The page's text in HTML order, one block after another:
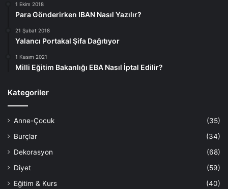
1 Ekim 2018
Para Gönderirken IBAN Nasıl Yazılır?
21 Şubat 2018
Yalancı Portakal Şifa Dağıtıyor
1 Kasım 2021
Milli Eğitim Bakanlığı EBA Nasıl İptal Edilir?
Kategoriler
Anne-Çocuk
(35)
Burçlar
(34)
Dekorasyon
(68)
Diyet
(59)
Eğitim & Kurs
(40)